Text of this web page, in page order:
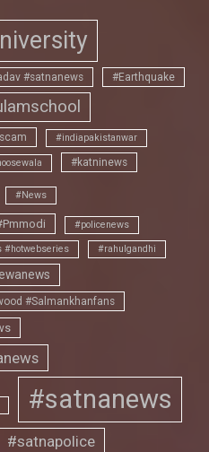
#satnanews #Earthquake
#indiapakistanwar
#katninews
#News
#policenews
#hotwebseries #rahulgandhi
#Salmankhanfans
#satnanews
#satnapolice